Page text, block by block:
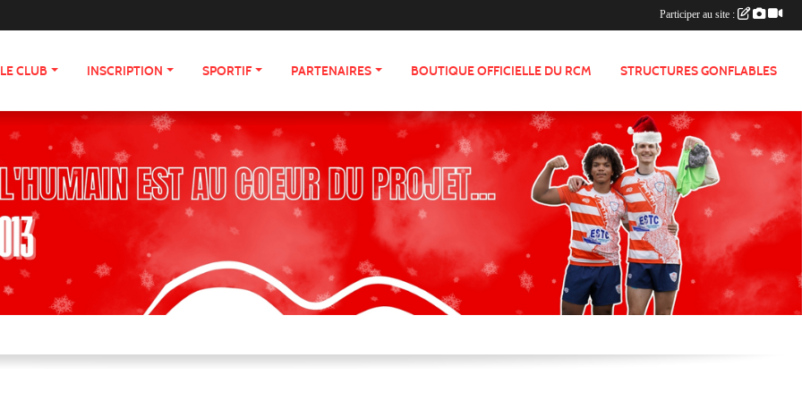
LE CLUB INSCRIPTION SPORTIF PARTENAIRES BOUTIQUE OFFICIELLE DU RCM STRUCTURES GONFLABLES
Participer au site :